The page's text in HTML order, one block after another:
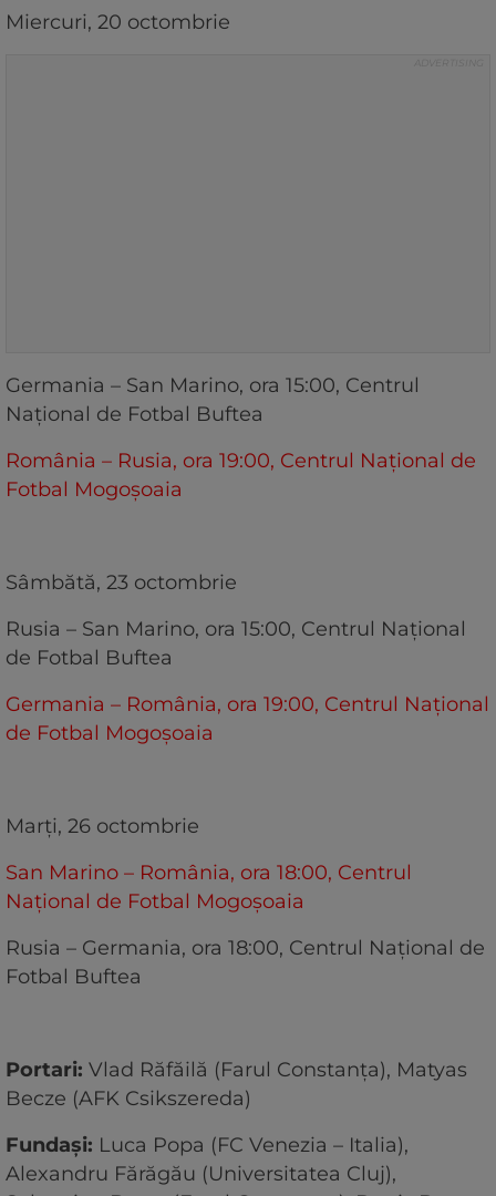
Miercuri, 20 octombrie
Germania – San Marino, ora 15:00, Centrul
Național de Fotbal Buftea
România – Rusia, ora 19:00, Centrul Național de
Fotbal Mogoșoaia
Sâmbătă, 23 octombrie
Rusia – San Marino, ora 15:00, Centrul Național
de Fotbal Buftea
Germania – România, ora 19:00, Centrul Național
de Fotbal Mogoșoaia
Marți, 26 octombrie
San Marino – România, ora 18:00, Centrul
Național de Fotbal Mogoșoaia
Rusia – Germania, ora 18:00, Centrul Național de
Fotbal Buftea
Portari: Vlad Răfăilă (Farul Constanța), Matyas
Becze (AFK Csikszereda)
Fundași: Luca Popa (FC Venezia – Italia),
Alexandru Fărăgău (Universitatea Cluj),